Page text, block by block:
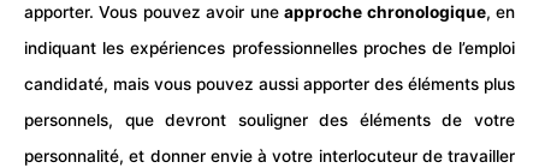
apporter. Vous pouvez avoir uneapproche chronologique, en
indiquant les expériences professionnellesproches de l’emploi
candidaté, mais vous pouvez aussi apporter des éléments plus
personnels, que devront souligner des éléments de votre
personnalité, et donner envie à votre interlocuteur de travailler